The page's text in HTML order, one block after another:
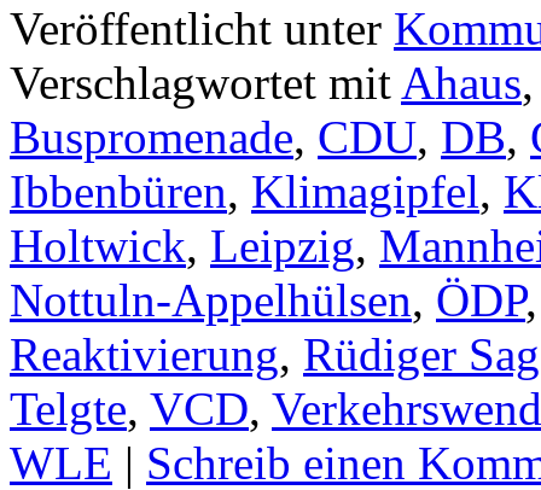
Veröffentlicht unter
Verschlagwortet mit Ahaus
Buspromenade, CDU, DB,
Ibbenbüren, Klimagipfel,
Holtwick, Leipzig,
Nottuln-Appelhülsen, ÖDP
Reaktivierung, Rüdiger
Telgte, VCD,
WLE | Schreib einen